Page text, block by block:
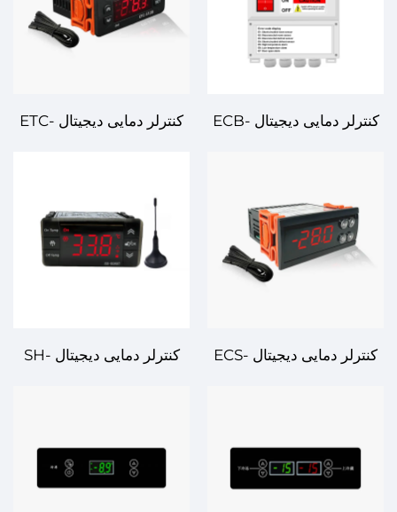
کنترلر دمایی دیجیتال ECB-
استفاده‌های صنعتی و تجاری
کنترلر دمایی دیجیتال ETC-
کنترلر دمایی دیجیتال ECS-
کنترلر دمایی دیجیتال SH-